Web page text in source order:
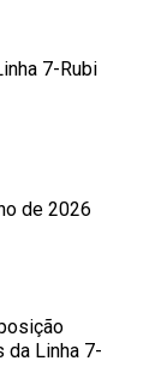
7-Rubi
de 2026
da Linha 7-